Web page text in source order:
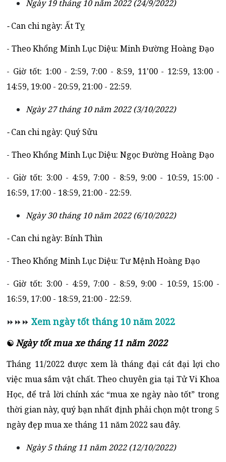
Ngày 19 tháng 10 năm 2022 (24/9/2022)
-Can chi ngày: Ất Tỵ
- Theo Khổng Minh Lục Diệu: Minh Đường Hoàng Đạo
- Giờ tốt: 1:00 - 2:59, 7:00 - 8:59, 11'00 - 12:59, 13:00 -
14:59, 19:00 - 20:59, 21:00 - 22:59.
Ngày 27 tháng 10 năm 2022 (3/10/2022)
-Can chi ngày: Quý Sửu
- Theo Khổng Minh Lục Diệu: Ngọc Đường Hoàng Đạo
- Giờ tốt: 3:00 - 4:59, 7:00 - 8:59, 9:00 - 10:59, 15:00 -
16:59, 17:00 - 18:59, 21:00 - 22:59.
Ngày 30 tháng 10 năm 2022 (6/10/2022)
-Can chi ngày: Bính Thìn
- Theo Khổng Minh Lục Diệu: Tư Mệnh Hoàng Đạo
- Giờ tốt: 3:00 - 4:59, 7:00 - 8:59, 9:00 - 10:59, 15:00 -
16:59, 17:00 - 18:59, 21:00 - 22:59.
⏩⏩⏩ Xem ngày tốt tháng 10 năm 2022
☯ Ngày tốt mua xe tháng 11 năm 2022
Tháng 11/2022 được xem là tháng đại cát đại lợi cho
việc mua sắm vật chất. Theo chuyên gia tại Tử Vi Khoa
Học, để trả lời chính xác “mua xe ngày nào tốt” trong
thời gian này, quý bạn nhất định phải chọn một trong 5
ngày đẹp mua xe tháng 11 năm 2022 sau đây.
Ngày 5 tháng 11 năm 2022 (12/10/2022)